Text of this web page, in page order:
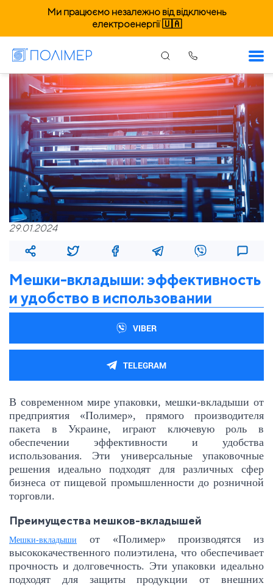
Ми працюємо незалежно від відключень
електроенергії 🇺🇦
29.01.2024
Мешки-вкладыши: эффективность
и удобство в использовании
VIBER
TELEGRAM
В современном мире упаковки, мешки-вкладыши от
предприятия «Полимер», прямого производителя
пакета в Украине, играют ключевую роль в
обеспечении эффективности и удобства
использования. Эти универсальные упаковочные
решения идеально подходят для различных сфер
бизнеса от пищевой промышленности до розничной
торговли.
Преимущества мешков-вкладышей
Мешки-вкладыши
от «Полимер» производятся из
высококачественного полиэтилена, что обеспечивает
прочность и долговечность. Эти упаковки идеально
подходят для защиты продукции от внешних